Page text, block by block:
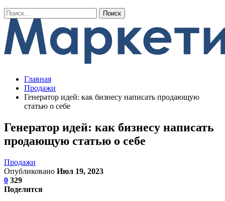
Главная
Продажи
Генератор идей: как бизнесу написать продающую
статью о себе
Генератор идей: как бизнесу написать
продающую статью о себе
Продажи
Опубликовано Июл 19, 2023
0 329
Поделится